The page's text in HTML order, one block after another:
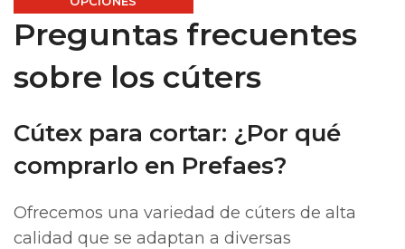
Preguntas frecuentes
sobre los cúters
Cútex para cortar: ¿Por qué
comprarlo en Prefaes?
Ofrecemos una variedad de cúters de alta
calidad que se adaptan a diversas